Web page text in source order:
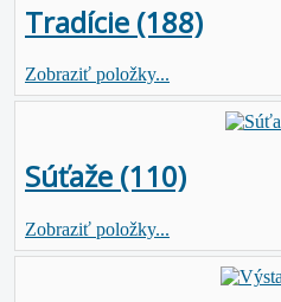
Tradície (188)
Zobraziť položky...
Súťaže (110)
Zobraziť položky...